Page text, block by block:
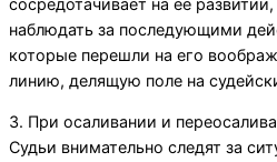
наблюдать за последующими
которые перешли на его
линию, делящую поле на
3. При осаливании и
Судьи внимательно следят за